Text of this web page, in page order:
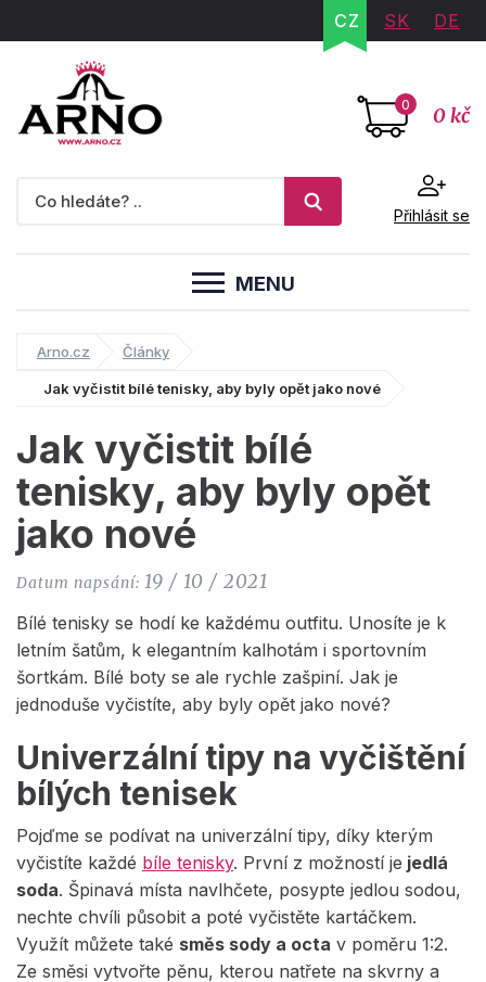
CZ SK DE
0 0 kč
Přihlásit se
MENU
Arno.cz Články
Jak vyčistit bílé tenisky, aby byly opět jako nové
Jak vyčistit bílé
tenisky, aby byly opět
jako nové
Datum napsání: 19 / 10 / 2021
Bílé tenisky se hodí ke každému outfitu. Unosíte je k
letním šatům, k elegantním kalhotám i sportovním
šortkám. Bílé boty se ale rychle zašpiní. Jak je
jednoduše vyčistíte, aby byly opět jako nové?
Univerzální tipy na vyčištění
bílých tenisek
Pojďme se podívat na univerzální tipy, díky kterým
vyčistíte každé bíle tenisky. První z možností je jedlá
soda. Špinavá místa navlhčete, posypte jedlou sodou,
nechte chvíli působit a poté vyčistěte kartáčkem.
Využít můžete také směs sody a octa v poměru 1:2.
Ze směsi vytvořte pěnu, kterou natřete na skvrny a